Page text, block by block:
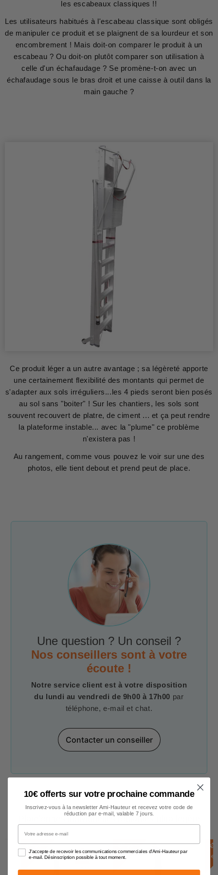
les escabeaux classiques !!
Les utilisateurs habitués à l'escabeau classique sont obligés
de manipuler ce produit et se plaignent de sa lourdeur et son
encombrement ! Mais doit-on comparer le produit à un
escabeau ? Ou doit-on plutôt comparer son utilisation à
celle d'un échafaudage ? Se promène-t-on avec un
échafaudage sous le bras droit et une caisse à outil dans la
main gauche ?
Ce produit léger a un autre avantage ; sa légèreté apporte
une certainement flexibilité des montants qui permet de
s'adapter aux sols irréguliers...les 4 pieds seront bien posés
au sol sans "boiter" ! Sur les chantiers, les sols sont
souvent recouvert de platre, de ciment ... et ça peut rendre
la plateforme instable... avec la "plume" ce problème
n'existera pas !
Au rangement, comme vous pouvez le voir sur une des
photos, elle tient debout et prend peut de place.
Une question ? Un conseil ?
Nos conseillers sont à votre
écoute !
Notre service client est à votre disposition
du lundi au vendredi de 9h00 à 17h00 par
téléphone, e-mail et chat.
Contacter un conseiller
Plateformes individuelles roulantes ultra légère
E
N
S
T
O
C
K E
N
S
T
O
C
K E
N
S
T
O
C
10€ offerts sur votre prochaine commande
Inscrivez-vous à la newsletter Ami-Hauteur et recevez votre code de
réduction par e-mail, valable 7 jours.
Votre adresse e-mail
J'accepte de recevoir les communications commerciales d'Ami-Hauteur par
e-mail. Désinscription possible à tout moment.